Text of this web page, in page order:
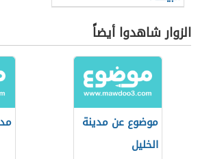
الزوار شاهدوا أيضاً
موضوع عن مدينة
الخليل